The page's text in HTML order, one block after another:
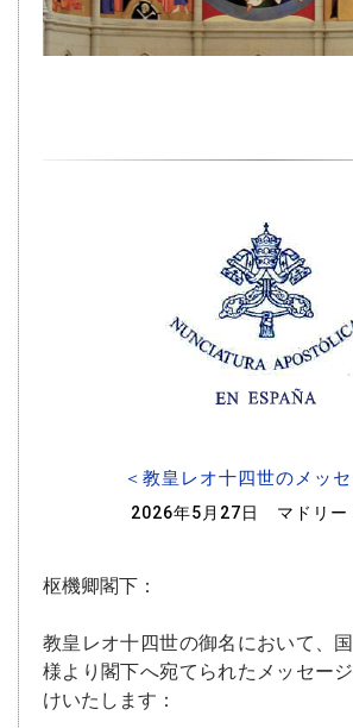
＜教皇レオ十四世のメッセ
2026年5月27日 マドリー
枢機卿閣下：
教皇レオ十四世の御名において、
様より閣下へ宛てられたメッセー
けいたします：